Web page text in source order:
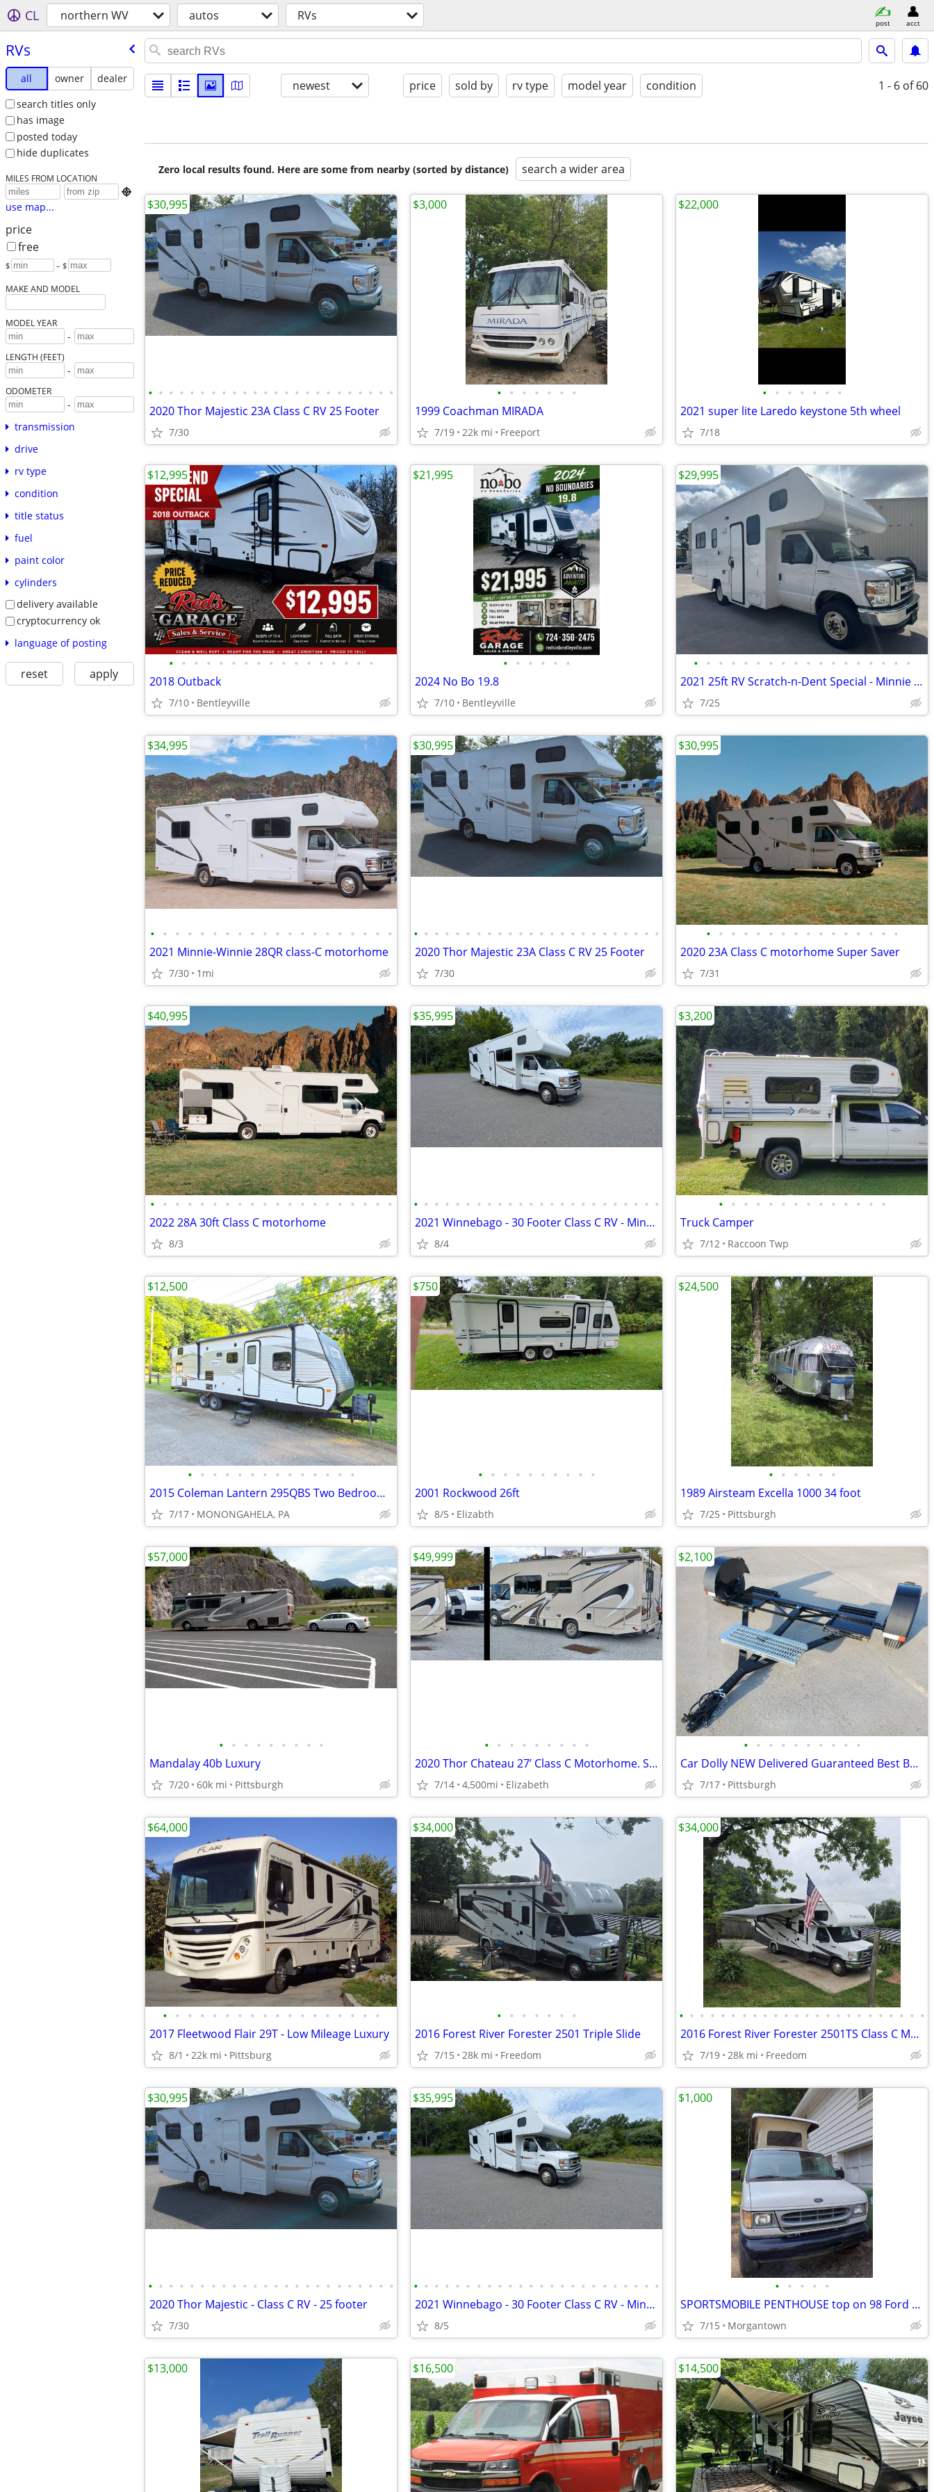
CL northern WV autos RVs post acct
RVs
all owner
dealer
search titles only
has image
posted today
hide duplicates
MILES FROM LOCATION

use map...
price
free
$ – $
MAKE AND MODEL
MODEL YEAR
-
LENGTH (FEET)
-
ODOMETER
-
transmission
drive
rv type
condition
title status
fuel
paint color
cylinders
delivery available
cryptocurrency ok
language of posting
reset apply
newest price sold by rv type model year condition 1 - 6 of 60
Zero local results found. Here are some from nearby (sorted by distance) search a wider area
• • • • • • • • • • • • • • • • • • • • • • • •
2020 Thor Majestic 23A Class C RV 25 Footer
7/30
$30,995
• • • • • • •
1999 Coachman MIRADA
7/19 22k mi Freeport
$3,000
• • • • • • •
2021 super lite Laredo keystone 5th wheel
7/18
$22,000
• • • • • • • • • • • • • • • • •
2018 Outback
7/10 Bentleyville
$12,995
• • • • • •
2024 No Bo 19.8
7/10 Bentleyville
$21,995
• • • • • • • • • • • • • • • • • •
2021 25ft RV Scratch-n-Dent Special - Minnie Winnie
7/25
$29,995
• • • • • • • • • • • • • • • • • • • •
2021 Minnie-Winnie 28QR class-C motorhome
7/30 1mi
$34,995
• • • • • • • • • • • • • • • • • • • • • • • •
2020 Thor Majestic 23A Class C RV 25 Footer
7/30
$30,995
• • • • • • • • • • • • • • • •
2020 23A Class C motorhome Super Saver
7/31
$30,995
• • • • • • • • • • • • • • • • • • • •
2022 28A 30ft Class C motorhome
8/3
$40,995
• • • • • • • • • • • • • • • • • • • • • • • •
2021 Winnebago - 30 Footer Class C RV - Minnie Winnie
8/4
$35,995
• • • • • • • • • • • • • •
Truck Camper
7/12 Raccoon Twp
$3,200
• • • • • • • • • • • • • •
2015 Coleman Lantern 295QBS Two Bedroom Bunkhouse Camper
7/17 MONONGAHELA, PA
$12,500
• • • • • • • • • •
2001 Rockwood 26ft
8/5 Elizabth
$750
• • • • • •
1989 Airsteam Excella 1000 34 foot
7/25 Pittsburgh
$24,500
• • • • • • • • •
Mandalay 40b Luxury
7/20 60k mi Pittsburgh
$57,000
• • • • • • • • •
2020 Thor Chateau 27’ Class C Motorhome. Sale By Owner. 4,500 miles!
7/14 4,500mi Elizabeth
$49,999
• • • • • • • • • •
Car Dolly NEW Delivered Guaranteed Best Built for the Money in U.S.!
7/17 Pittsburgh
$2,100
• • • • • • • • • • • • • • • • • •
2017 Fleetwood Flair 29T - Low Mileage Luxury
8/1 22k mi Pittsburg
$64,000
• • • • • • •
2016 Forest River Forester 2501 Triple Slide
7/15 28k mi Freedom
$34,000
• • • • • • • • • • • • • • • • • • • • • • • •
2016 Forest River Forester 2501TS Class C Motorhome – 3 Slideouts
7/19 28k mi Freedom
$34,000
• • • • • • • • • • • • • • • • • • • • • • • •
2020 Thor Majestic - Class C RV - 25 footer
7/30
$30,995
• • • • • • • • • • • • • • • • • • • • • • • •
2021 Winnebago - 30 Footer Class C RV - Minnie Winnie
8/5
$35,995
• • • • •
SPORTSMOBILE PENTHOUSE top on 98 Ford E-250 - $1000 (Morgantown)
7/15 Morgantown
$1,000
$13,000 $16,500 $14,500